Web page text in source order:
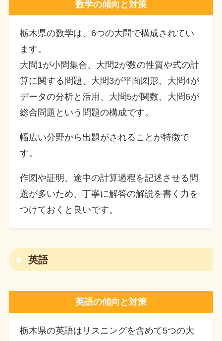
数学の傾向と対策
栃木県の数学は、6つの大問で構成されてい
ます。
大問1が小問集合、大問2が数の性質や式の計
算に関する問題、大問3が平面図形、大問4が
データの分析と活用、大問5が関数、大問6が
総合問題という問題の構成です。
幅広い分野から出題がされることが特徴で
す。
作図や証明、途中の計算過程を記述させる問
題が多いため、丁寧に解答の解説を書く力を
つけておくと良いです。
英語
英語の傾向と対策
栃木県の英語はリスニングを含めて5つの大